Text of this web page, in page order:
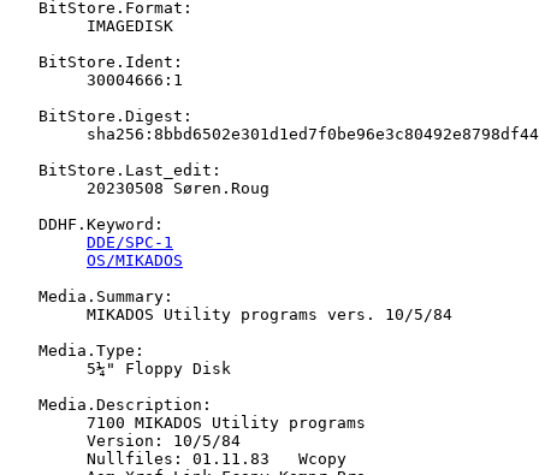
   BitStore.Format:
   BitStore.Ident:
   BitStore.Digest:
   BitStore.Last_edit:
   DDHF.Keyword:
DDE/SPC-1
OS/MIKADOS
   Media.Summary:
   Media.Type:
   Media.Description: